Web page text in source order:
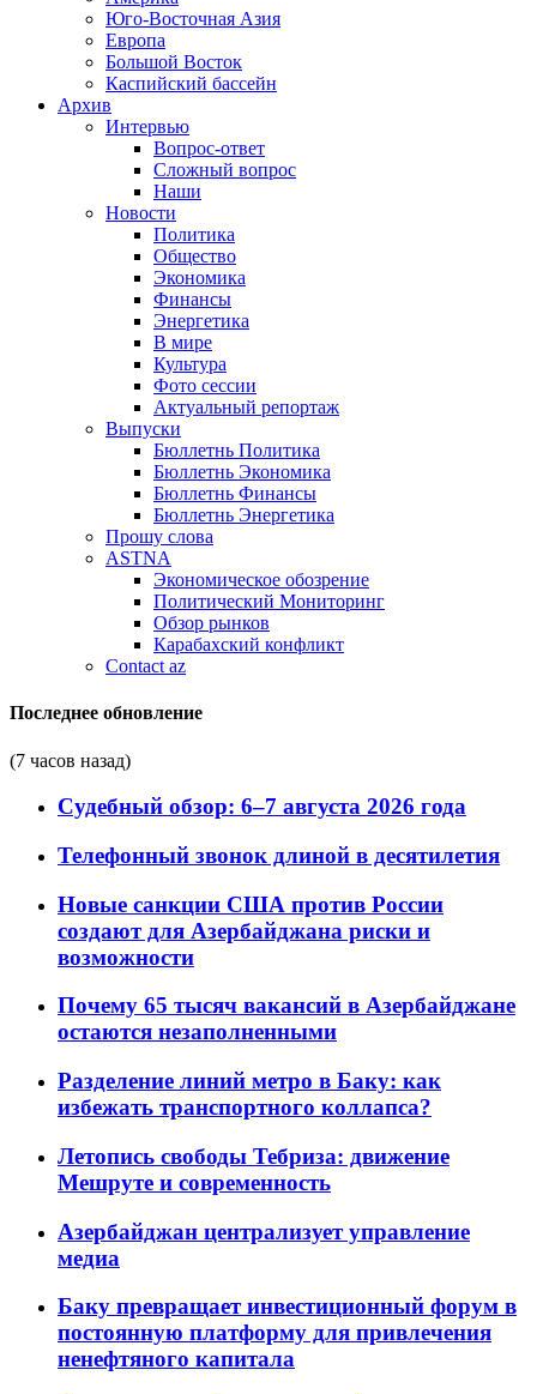
Юго-Восточная Азия
Европа
Большой Восток
Каспийский бассейн
Архив
Интервью
Вопрос-ответ
Сложный вопрос
Наши
Новости
Политика
Общество
Экономика
Финансы
Энергетика
В мире
Культура
Фото сессии
Актуальный репортаж
Выпуски
Бюллетнь Политика
Бюллетнь Экономика
Бюллетнь Финансы
Бюллетнь Энергетика
Прошу слова
ASTNA
Экономическое обозрение
Политический Мониторинг
Обзор рынков
Карабахский конфликт
Contact az
Последнее обновление
(7 часов назад)
Судебный обзор: 6–7 августа 2026 года
Телефонный звонок длиной в десятилетия
Новые санкции США против России
создают для Азербайджана риски и
возможности
Почему 65 тысяч вакансий в Азербайджане
остаются незаполненными
Разделение линий метро в Баку: как
избежать транспортного коллапса?
Летопись свободы Тебриза: движение
Мешруте и современность
Азербайджан централизует управление
медиа
Баку превращает инвестиционный форум в
постоянную платформу для привлечения
ненефтяного капитала